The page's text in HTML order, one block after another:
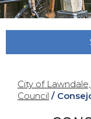
City of
Council /